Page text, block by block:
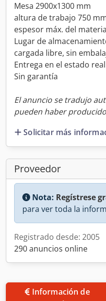
Mesa 2900x1300 mm
altura de trabajo 750
espesor máx. del
Lugar de
cargada libre, sin
Entrega en el estado
Sin garantía
El anuncio se tradujo
pueden haber
Solicitar más
Proveedor
Nota: Regístrese
para ver toda la
Registrado desde: 2005
290 anuncios online